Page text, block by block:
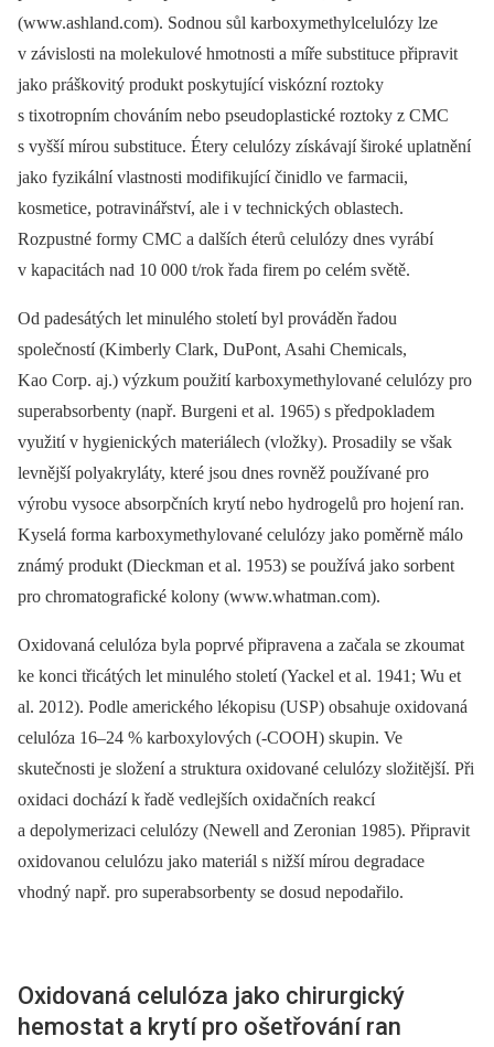
(www.ashland.com). Sodnou sůl karboxymethylcelulózy lze
v závislosti na molekulové hmotnosti a míře substituce připravit
jako práškovitý produkt poskytující viskózní roztoky
s tixotropním chováním nebo pseudoplastické roztoky z CMC
s vyšší mírou substituce. Étery celulózy získávají široké uplatnění
jako fyzikální vlastnosti modifikující činidlo ve farmacii,
kosmetice, potravinářství, ale i v technických oblastech.
Rozpustné formy CMC a dalších éterů celulózy dnes vyrábí
v kapacitách nad 10 000 t/rok řada firem po celém světě.
Od padesátých let minulého století byl prováděn řadou
společností (Kimberly Clark, DuPont, Asahi Chemicals,
Kao Corp. aj.) výzkum použití karboxymethylované celulózy pro
superabsorbenty (např. Burgeni et al. 1965) s předpokladem
využití v hygienických materiálech (vložky). Prosadily se však
levnější polyakryláty, které jsou dnes rovněž používané pro
výrobu vysoce absorpčních krytí nebo hydrogelů pro hojení ran.
Kyselá forma karboxymethylované celulózy jako poměrně málo
známý produkt (Dieckman et al. 1953) se používá jako sorbent
pro chromatografické kolony (www.whatman.com).
Oxidovaná celulóza byla poprvé připravena a začala se zkoumat
ke konci třicátých let minulého století (Yackel et al. 1941; Wu et
al. 2012). Podle amerického lékopisu (USP) obsahuje oxidovaná
celulóza 16–24 % karboxylových (-COOH) skupin. Ve
skutečnosti je složení a struktura oxidované celulózy složitější. Při
oxidaci dochází k řadě vedlejších oxidačních reakcí
a depolymerizaci celulózy (Newell and Zeronian 1985). Připravit
oxidovanou celulózu jako materiál s nižší mírou degradace
vhodný např. pro superabsorbenty se dosud nepodařilo.
Oxidovaná celulóza jako chirurgický
hemostat a krytí pro ošetřování ran